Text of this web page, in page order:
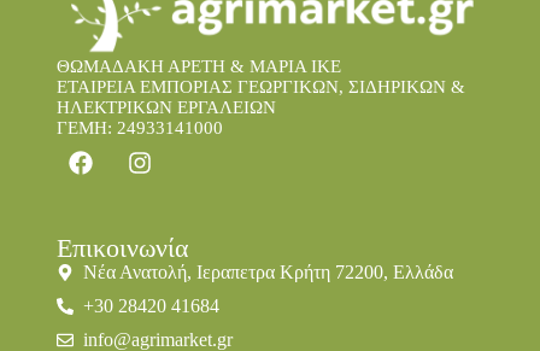
ΘΩΜΑΔΑΚΗ ΑΡΕΤΗ & ΜΑΡΙΑ IKE
ΕΤΑΙΡΕΙΑ ΕΜΠΟΡΙΑΣ ΓΕΩΡΓΙΚΩΝ, ΣΙΔΗΡΙΚΩΝ &
ΗΛΕΚΤΡΙΚΩΝ ΕΡΓΑΛΕΙΩΝ
ΓΕΜΗ: 24933141000
Επικοινωνία
Νέα Ανατολή, Ιεραπετρα Κρήτη 72200, Ελλάδα
+30 28420 41684
info@agrimarket.gr